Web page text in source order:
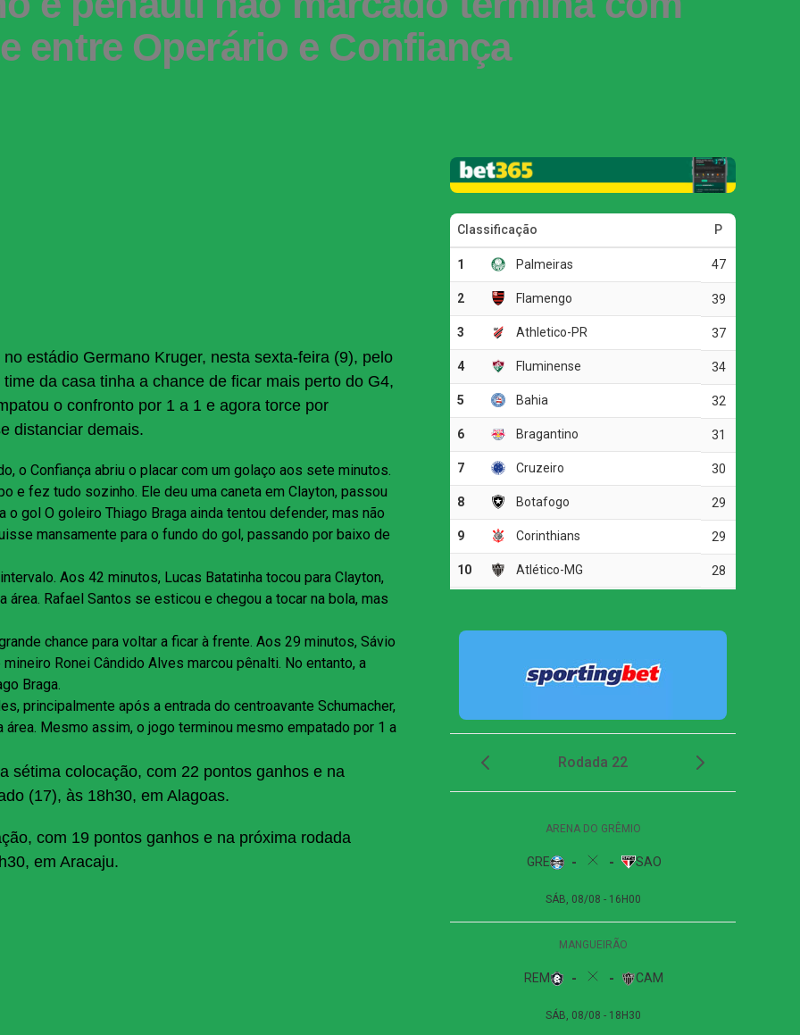
entre Operário e Confiança
estádio Germano Kruger, nesta sexta-feira (9), pelo
da casa tinha a chance de ficar mais perto do G4,
o confronto por 1 a 1 e agora torce por
distanciar demais.
o Confiança abriu o placar com um golaço aos sete minutos.
e fez tudo sozinho. Ele deu uma caneta em Clayton, passou
gol O goleiro Thiago Braga ainda tentou defender, mas não
mansamente para o fundo do gol, passando por baixo de
Aos 42 minutos, Lucas Batatinha tocou para Clayton,
Rafael Santos se esticou e chegou a tocar na bola, mas
chance para voltar a ficar à frente. Aos 29 minutos, Sávio
Ronei Cândido Alves marcou pênalti. No entanto, a
Braga.
principalmente após a entrada do centroavante Schumacher,
Mesmo assim, o jogo terminou mesmo empatado por 1 a
sétima colocação, com 22 pontos ganhos e na
(17), às 18h30, em Alagoas.
com 19 pontos ganhos e na próxima rodada
em Aracaju.